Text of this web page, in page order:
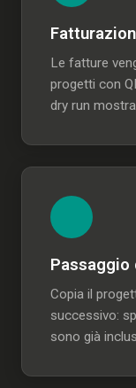
Le fatture
progetti con
dry run
Passaggio
Copia il
successivo:
sono già